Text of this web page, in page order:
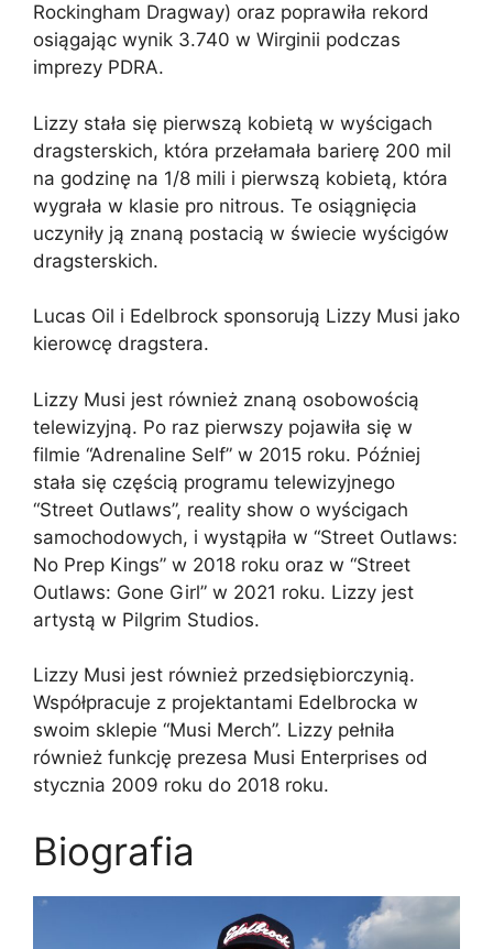
Rockingham Dragway) oraz poprawiła rekord
osiągając wynik 3.740 w Wirginii podczas
imprezy PDRA.
Lizzy stała się pierwszą kobietą w wyścigach
dragsterskich, która przełamała barierę 200 mil
na godzinę na 1/8 mili i pierwszą kobietą, która
wygrała w klasie pro nitrous. Te osiągnięcia
uczyniły ją znaną postacią w świecie wyścigów
dragsterskich.
Lucas Oil i Edelbrock sponsorują Lizzy Musi jako
kierowcę dragstera.
Lizzy Musi jest również znaną osobowością
telewizyjną. Po raz pierwszy pojawiła się w
filmie “Adrenaline Self” w 2015 roku. Później
stała się częścią programu telewizyjnego
“Street Outlaws”, reality show o wyścigach
samochodowych, i wystąpiła w “Street Outlaws:
No Prep Kings” w 2018 roku oraz w “Street
Outlaws: Gone Girl” w 2021 roku. Lizzy jest
artystą w Pilgrim Studios.
Lizzy Musi jest również przedsiębiorczynią.
Współpracuje z projektantami Edelbrocka w
swoim sklepie “Musi Merch”. Lizzy pełniła
również funkcję prezesa Musi Enterprises od
stycznia 2009 roku do 2018 roku.
Biografia